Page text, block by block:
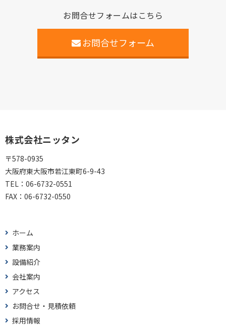
お問合せフォームはこちら
お問合せフォーム
株式会社ニッタン
〒578-0935
大阪府東大阪市若江東町6-9-43
TEL： 06-6732-0551
FAX： 06-6732-0550
ホーム
業務案内
設備紹介
会社案内
アクセス
お問合せ・見積依頼
採用情報